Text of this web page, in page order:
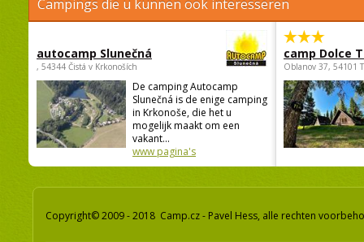
Campings die u kunnen ook interesseren
autocamp Slunečná
, 54344 Čistá v Krkonoších
De camping Autocamp
Slunečná is de enige camping
in Krkonoše, die het u
mogelijk maakt om een
vakant...
www pagina's
camp Dolce
Oblanov 37, 54101
Copyright© 2009 - 2018 Camp.cz - Pavel Hess, alle rechten